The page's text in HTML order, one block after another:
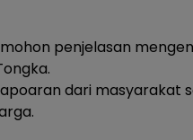
penjelasan
dari masyarakat